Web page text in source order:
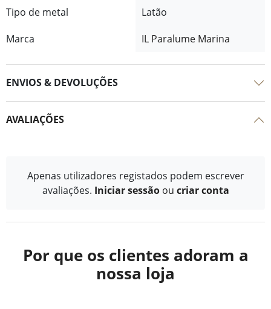
Tipo de metal
Latão
Marca
IL Paralume Marina
ENVIOS & DEVOLUÇÕES
AVALIAÇÕES
Apenas utilizadores registados podem escrever
avaliações. Iniciar sessão ou criar conta
Por que os clientes adoram a
nossa loja